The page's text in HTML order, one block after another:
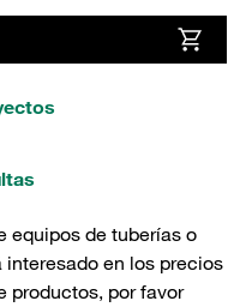
equipos de tuberías o
en los precios
productos, por favor